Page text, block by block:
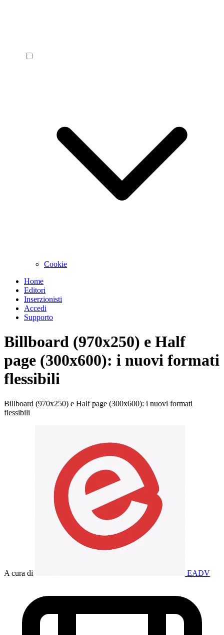
Cookie
Home
Editori
Inserzionisti
Accedi
Supporto
Billboard (970x250) e Half
page (300x600): i nuovi formati
flessibili
Billboard (970x250) e Half page (300x600): i nuovi formati
flessibili
A cura di EADV